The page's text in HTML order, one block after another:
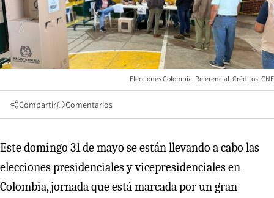
Elecciones Colombia. Referencial. Créditos: CNE
Compartir Comentarios
Este domingo 31 de mayo se están llevando a cabo las
elecciones presidenciales y vicepresidenciales en
Colombia, jornada que está marcada por un gran